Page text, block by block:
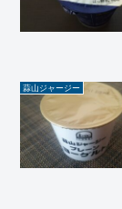
蒜山ジャージー